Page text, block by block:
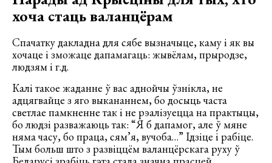
хоча стаць валанцёрам
Спачатку дакладна для сябе вызначыце, каму і як вы
хочаце і зможаце дапамагаць: жывёлам, прыродзе,
людзям і г.д.
Калі такое жаданне ў вас аднойчы ўзнікла, не
адцягвайце з яго выкананнем, бо досыць часта
светлае памкненне так і не рэалізуецца на практыцы,
бо людзі разважаюць так: “Я б дапамог, але ў мяне
няма часу, бо праца, сям’я, вучоба…” Ідзіце і рабіце.
Тым больш што з развіццём валанцёрскага руху ў